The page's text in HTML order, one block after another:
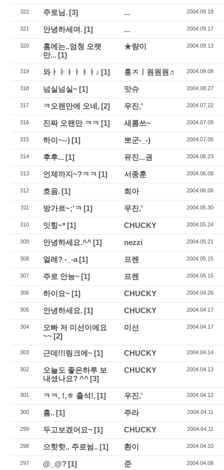
322 주로님. [3] ... 2004.09.18
321 안녕하세여. [1] ... 2004.09.17
320
홈에는..엄청 오랫
만... [1]
★량이 2004.09.13
319 와ㅏㅏㅏㅏㅏㅏ♪ [1] 홍ㅈㅣ원원원♬ 2004.09.08
318 넘실넘실~ [1] 맛슈 2004.08.27
317 ㅋ오랜만에 오네, [2] 우진,' 2004.07.22
316 진짜 오랜만 ㅋㅋ [1] 새롬쓰~ 2004.07.09
315 하이~--) [1] 뽀군-_-) 2004.07.05
314 후후... [1] 유진...권 2004.06.23
313 언제까지~?ㅋㅋ [1] 서종훈 2004.06.08
312 흐음. [1] 희아 2004.06.06
311 방가르~;'ㅋ [1] 우진,' 2004.05.30
310 잇힝~* [1] CHUCKY 2004.05.24
309 안녕하세요.^^ [1] nezzi 2004.05.21
308 얼레? -_-a[1] 프렌 2004.05.15
307 주로 안능~ [1] 프렌 2004.05.15
306 하이요~ [1] CHUCKY 2004.04.26
305 안녕하세요. [1] CHUCKY 2004.04.17
304
오빠 저 미선이에요
~~ [2]
미선 2004.04.17
303 근데!!!링크에~ [1] CHUCKY 2004.04.14
302
오늘도 좋은하루 보
내셨나요? ^^ [3]
CHUCKY 2004.04.13
301 ㅋㅋ, !,ㅎ 출석!, [1] 우진,' 2004.04.12
300 흠.. [1] 주라 2004.04.11
299 두고보겠어요~ [1] CHUCKY 2004.04.11
298 으핫핫.. 주로뉨.. [1] 환이 2004.04.10
297 @_@? [1] 준 2004.04.08